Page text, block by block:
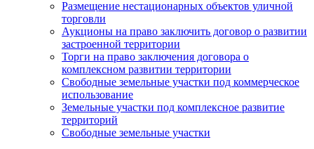
Размещение нестационарных объектов уличной
торговли
Аукционы на право заключить договор о развитии
застроенной территории
Торги на право заключения договора о
комплексном развитии территории
Свободные земельные участки под коммерческое
использование
Земельные участки под комплексное развитие
территорий
Свободные земельные участки